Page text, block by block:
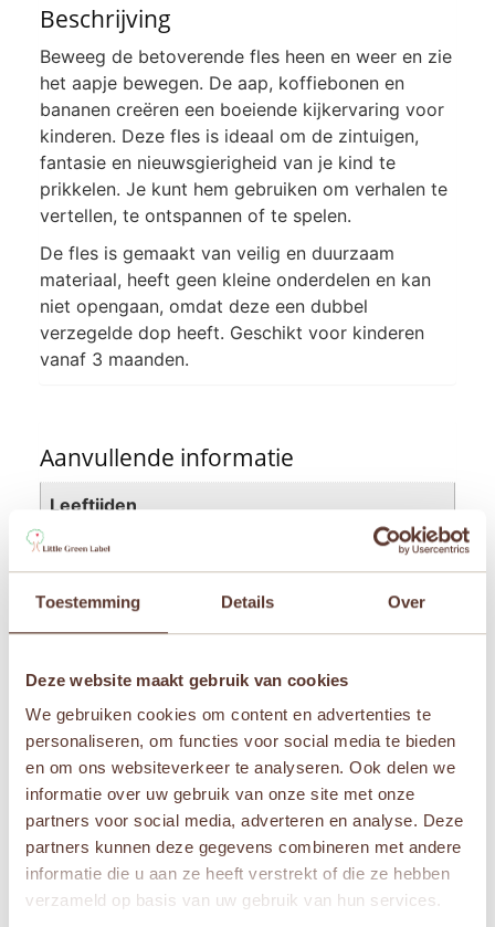
Toestemming Details Over
Deze website maakt gebruik van cookies
We gebruiken cookies om content en advertenties te
personaliseren, om functies voor social media te bieden
en om ons websiteverkeer te analyseren. Ook delen we
informatie over uw gebruik van onze site met onze
partners voor social media, adverteren en analyse. Deze
partners kunnen deze gegevens combineren met andere
informatie die u aan ze heeft verstrekt of die ze hebben
verzameld op basis van uw gebruik van hun services.
Beschrijving
Beweeg de betoverende fles heen en weer en zie
het aapje bewegen. De aap, koffiebonen en
bananen creëren een boeiende kijkervaring voor
kinderen. Deze fles is ideaal om de zintuigen,
fantasie en nieuwsgierigheid van je kind te
prikkelen. Je kunt hem gebruiken om verhalen te
vertellen, te ontspannen of te spelen.
De fles is gemaakt van veilig en duurzaam
materiaal, heeft geen kleine onderdelen en kan
niet opengaan, omdat deze een dubbel
verzegelde dop heeft. Geschikt voor kinderen
vanaf 3 maanden.
Aanvullende informatie
Leeftijden
Newborn
Gerelateerde producten